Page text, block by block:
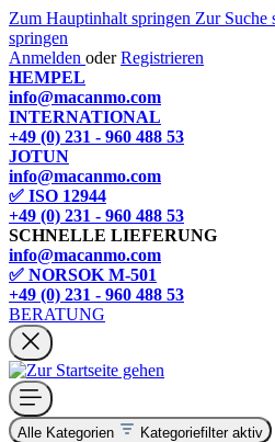
Zum Hauptinhalt springen Zur Suche
springen
Anmelden oder Registrieren
HEMPEL
info@macanmo.com
INTERNATIONAL
+49 (0) 231 - 960 488 53
JOTUN
info@macanmo.com
✅ ISO 12944
+49 (0) 231 - 960 488 53
SCHNELLE LIEFERUNG
info@macanmo.com
✅ NORSOK M-501
+49 (0) 231 - 960 488 53
BERATUNG
Alle Kategorien Kategoriefilter aktiv